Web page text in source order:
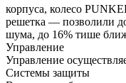
корпуса, колесо
решетка — позволили
шума, до 16% тише
Управление
Управление
Системы защиты